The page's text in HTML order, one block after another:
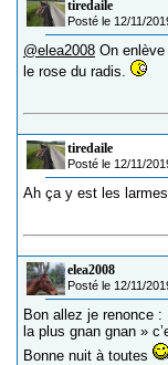
tiredaile
Posté le 12/11/
@elea2008 On
le rose du radis.
tiredaile
Posté le 12/11/
Ah ça y est les
elea2008
Posté le 12/11/
Bon allez je renonce
la plus gnan gnan »
Bonne nuit à toutes